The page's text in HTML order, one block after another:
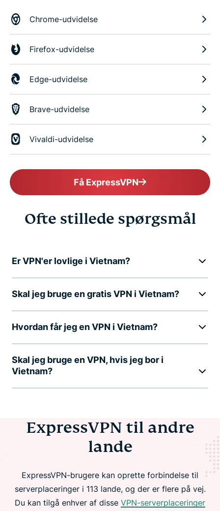
Chrome-udvidelse
Firefox-udvidelse
Edge-udvidelse
Brave-udvidelse
Vivaldi-udvidelse
Få ExpressVPN
Ofte stillede spørgsmål
Er VPN'er lovlige i Vietnam?
Skal jeg bruge en gratis VPN i Vietnam?
Hvordan får jeg en VPN i Vietnam?
Skal jeg bruge en VPN, hvis jeg bor i
Vietnam?
ExpressVPN til andre
lande
ExpressVPN-brugere kan oprette forbindelse til
serverplaceringer i 113 lande, og der er flere på vej.
Du kan tilgå enhver af disse VPN-serverplaceringer